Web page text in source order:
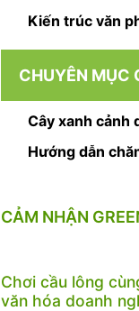
Kiến trúc văn
CHUYÊN MỤC
Cây xanh cảnh
Hướng dẫn
CẢM NHẬN
Chơi cầu lông
văn hóa doanh